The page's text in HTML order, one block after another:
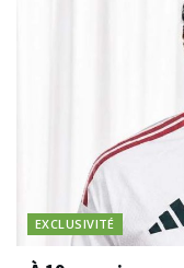
EXCLUSIVITÉ